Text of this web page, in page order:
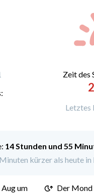
Zeit des
Letztes
14 Stunden und 55
kürzer als heute
Aug um
Der Mond